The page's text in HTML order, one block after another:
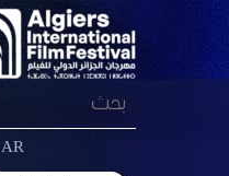
AR